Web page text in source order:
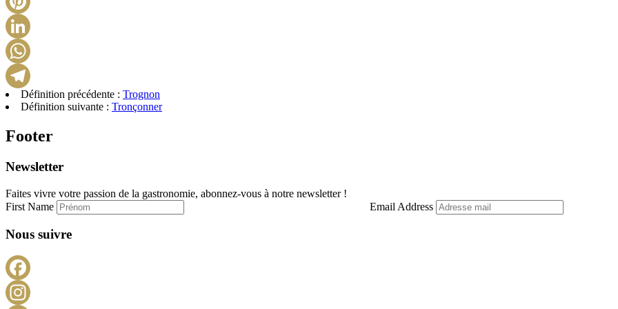
Définition précédente : Trognon
Définition suivante : Tronçonner
Footer
Newsletter
Faites vivre votre passion de la gastronomie, abonnez-vous à notre newsletter !
First Name
Email Address
Nous suivre